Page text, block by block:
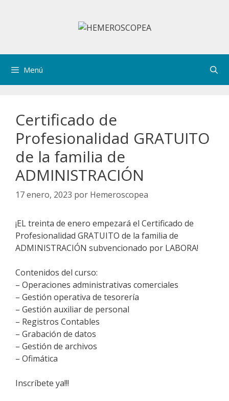
Menú
Certificado de
Profesionalidad GRATUITO
de la familia de
ADMINISTRACIÓN
17 enero, 2023 por Hemeroscopea
¡EL treinta de enero empezará el Certificado de
Profesionalidad GRATUITO de la familia de
ADMINISTRACIÓN subvencionado por LABORA!
Contenidos del curso:
– Operaciones administrativas comerciales
– Gestión operativa de tesorería
– Gestión auxiliar de personal
– Registros Contables
– Grabación de datos
– Gestión de archivos
– Ofimática
Inscríbete ya!!!